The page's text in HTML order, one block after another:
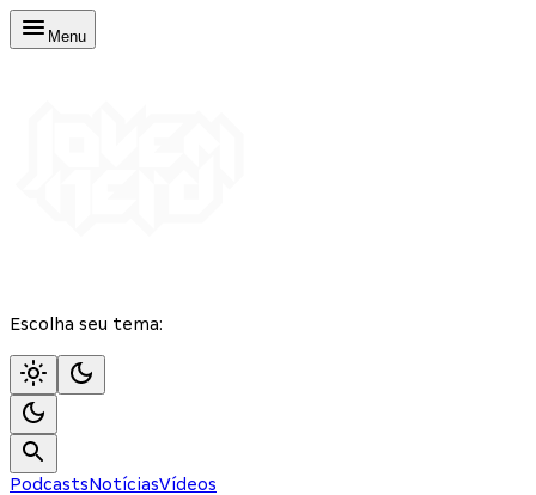
Menu
Escolha seu tema:
PodcastsNotíciasVídeos